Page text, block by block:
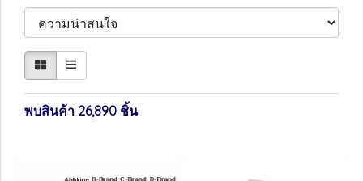
พบสินค้า 26,890 ชิ้น